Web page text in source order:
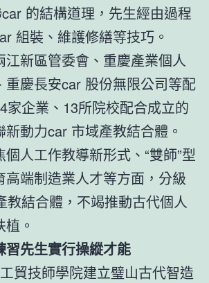
的結構道理，先生經由過程
組裝、維護修繕等技巧。
江新區管委會、重慶產業個人
重慶長安car 股份無限公司等配
家企業、13所院校配合成立的
動力car 市域產教結合體。
人工作教導新形式、“雙師”型
高端制造業人才等方面，分級
教結合體，不竭推動古代個人
。
習先生實行操縱才能
貿技師學院建立璧山古代智造